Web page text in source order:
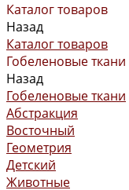
Каталог товаров
Назад
Каталог товаров
Гобеленовые ткани
Назад
Гобеленовые ткани
Абстракция
Восточный
Геометрия
Детский
Животные